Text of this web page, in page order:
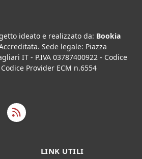
ideato e realizzato da: Bookia
. Sede legale: Piazza
IT - P.IVA 03787400922 - Codice
Provider ECM n.6554
LINK UTILI